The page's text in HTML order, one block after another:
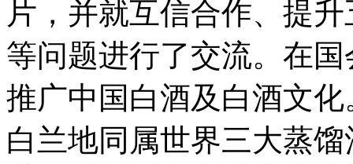
片，并就互信合作、提
等问题进行了交流。在
推广中国白酒及白酒文
白兰地同属世界三大蒸